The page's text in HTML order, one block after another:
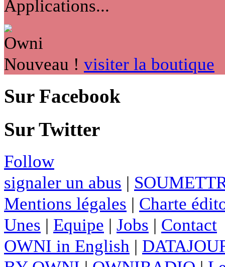
Applications...
Nouveau ! visiter la boutique
Sur Facebook
Sur Twitter
Follow
signaler un abus |
Mentions légales | Charte
Unes | Equipe | Jobs | Contact
OWNI in English |